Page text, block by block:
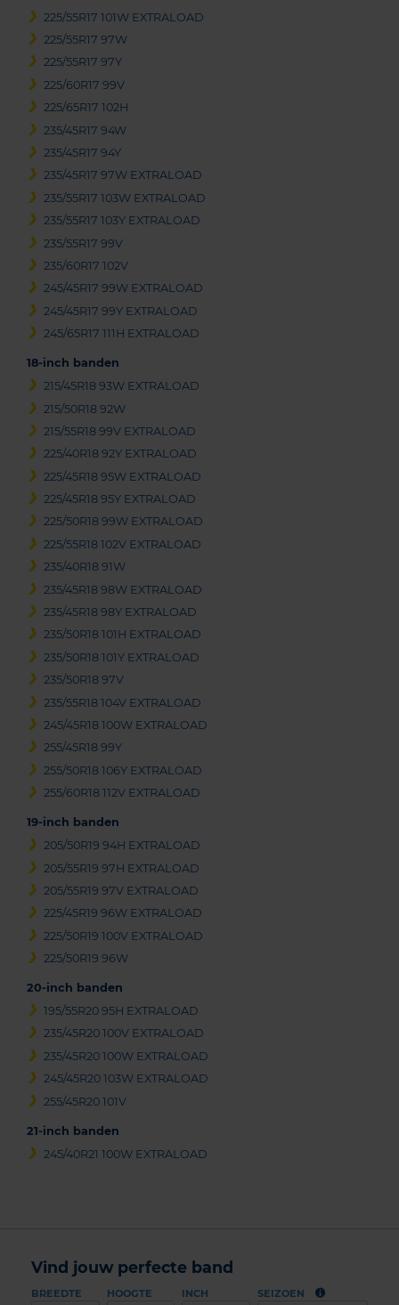
225/55R17 101W EXTRALOAD
225/55R17 97W
225/55R17 97Y
225/60R17 99V
225/65R17 102H
235/45R17 94W
235/45R17 94Y
235/45R17 97W EXTRALOAD
235/55R17 103W EXTRALOAD
235/55R17 103Y EXTRALOAD
235/55R17 99V
235/60R17 102V
245/45R17 99W EXTRALOAD
245/45R17 99Y EXTRALOAD
245/65R17 111H EXTRALOAD
18-inch banden
215/45R18 93W EXTRALOAD
215/50R18 92W
215/55R18 99V EXTRALOAD
225/40R18 92Y EXTRALOAD
225/45R18 95W EXTRALOAD
225/45R18 95Y EXTRALOAD
225/50R18 99W EXTRALOAD
225/55R18 102V EXTRALOAD
235/40R18 91W
235/45R18 98W EXTRALOAD
235/45R18 98Y EXTRALOAD
235/50R18 101H EXTRALOAD
235/50R18 101Y EXTRALOAD
235/50R18 97V
235/55R18 104V EXTRALOAD
245/45R18 100W EXTRALOAD
255/45R18 99Y
255/50R18 106Y EXTRALOAD
255/60R18 112V EXTRALOAD
19-inch banden
205/50R19 94H EXTRALOAD
205/55R19 97H EXTRALOAD
205/55R19 97V EXTRALOAD
225/45R19 96W EXTRALOAD
225/50R19 100V EXTRALOAD
225/50R19 96W
20-inch banden
195/55R20 95H EXTRALOAD
235/45R20 100V EXTRALOAD
235/45R20 100W EXTRALOAD
245/45R20 103W EXTRALOAD
255/45R20 101V
21-inch banden
245/40R21 100W EXTRALOAD
Vind jouw perfecte band
BREEDTE HOOGTE INCH SEIZOEN